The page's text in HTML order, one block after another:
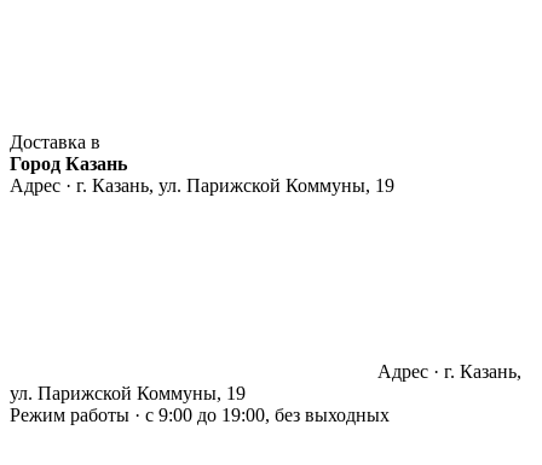
Доставка в
Город Казань
Адрес · г. Казань, ул. Парижской Коммуны, 19
Адрес · г. Казань,
ул. Парижской Коммуны, 19
Режим работы · с 9:00 до 19:00, без выходных